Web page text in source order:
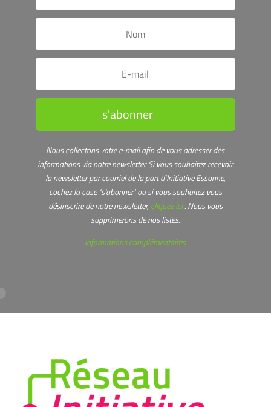
s'abonner
Nous collectons votre e-mail afin de vous adresser des
informations via notre newsletter.Si vous souhaitez recevoir
la newsletter par courriel de la part d’Initiative Essonne,
cochez la case "s'abonner" ou si vous souhaitez vous
désinscrire de notre newsletter,cliquez ici. Nous vous
supprimerons de nos listes.
Informations complémentaires